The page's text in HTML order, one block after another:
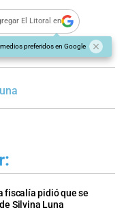
El Litoral en
preferidos en Google
fiscalía pidió que se
Silvina Luna